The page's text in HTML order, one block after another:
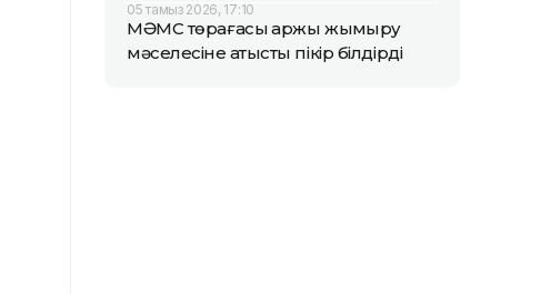
05 тамыз 2026, 17:10
МӘМС төрағасы қаржы жымқыру
мәселесіне қатысты пікір білдірді